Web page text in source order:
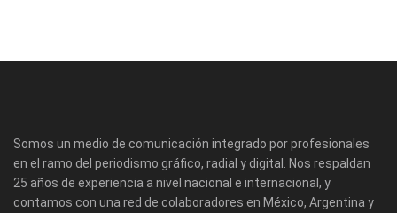
Somos un medio de comunicación integrado por profesionales
en el ramo del periodismo gráfico, radial y digital. Nos respaldan
25 años de experiencia a nivel nacional e internacional, y
contamos con una red de colaboradores en México, Argentina y